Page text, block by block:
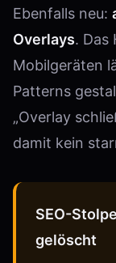
Ebenfalls neu:
Overlays. Das
Mobilgeräten
Patterns
„Overlay
damit kein
SEO-
gelöscht